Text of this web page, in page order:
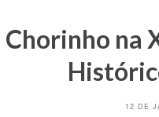
Chorinho na
12 DE